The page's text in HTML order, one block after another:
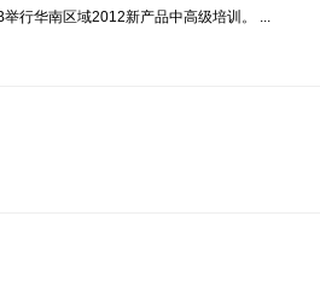
行华南区域2012新产品中高级培训。 ...